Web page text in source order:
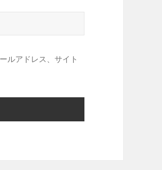
ルアドレス、サイト